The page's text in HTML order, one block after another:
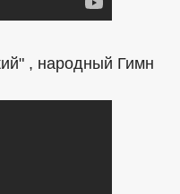
, народный Гимн